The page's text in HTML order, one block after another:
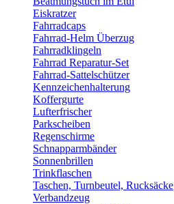
Eiskratzer
Fahrradcaps
Fahrrad-Helm Überzug
Fahrradklingeln
Fahrrad Reparatur-Set
Fahrrad-Sattelschützer
Kennzeichenhalterung
Koffergurte
Lufterfrischer
Parkscheiben
Regenschirme
Schnapparmbänder
Sonnenbrillen
Trinkflaschen
Taschen, Turnbeutel, Rucksäcke
Verbandzeug